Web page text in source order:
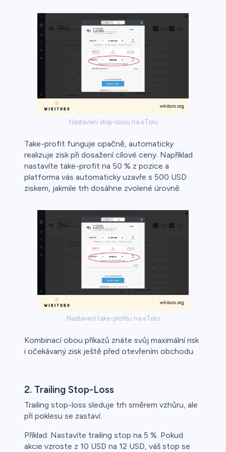
Nastavení stop-lossu na eToru
Take-profit funguje opačně, automaticky
realizuje zisk při dosažení cílové ceny. Například
nastavíte take-profit na 50 % z pozice a
platforma vás automaticky uzavře s 500 USD
ziskem, jakmile trh dosáhne zvolené úrovně.
Nastavení take-profitu na eToru
Kombinací obou příkazů znáte svůj maximální risk
i očekávaný zisk ještě před otevřením obchodu.
2. Trailing Stop-Loss
Trailing stop-loss sleduje trh směrem vzhůru, ale
při poklesu se zastaví.
Příklad: Nastavíte trailing stop na 5 %. Pokud
akcie vzroste z 10 USD na 12 USD, váš stop se